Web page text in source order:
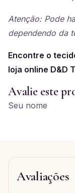
Atenção: Pode
dependendo da
Encontre o
loja online D&D
Avalie este
Seu nome
Avaliações